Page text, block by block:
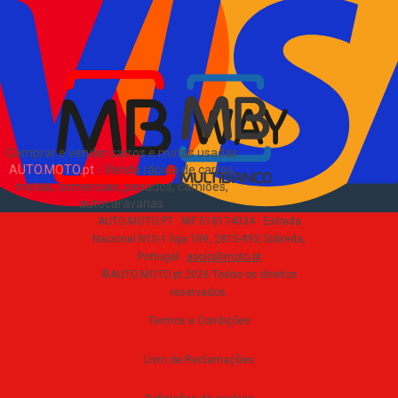
Comprar e vender carros e motas usadas
AUTO.MOTO.pt- Venda rápida de carros,
motas, comerciais, pesados, camiões,
autocaravanas
Sitemap
EN
Sobre Nós
AUTO.MOTO.PT · NIF 518174034 · Estrada
Nacional N10-1 loja 189, 2815-892 Sobreda,
Portugal · apoio@moto.pt
©AUTO.MOTO.pt 2026 Todos os direitos
reservados.
Termos e Condições
Livro de Reclamações